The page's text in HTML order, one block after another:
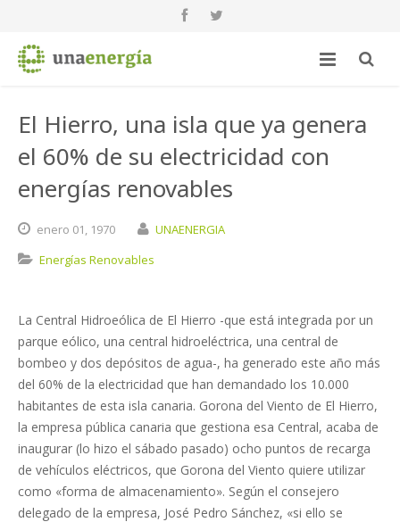
El Hierro, una isla que ya genera
el 60% de su electricidad con
energías renovables
enero 01, 1970
UNAENERGIA
Energías Renovables
La Central Hidroeólica de El Hierro -que está integrada por un
parque eólico, una central hidroeléctrica, una central de
bombeo y dos depósitos de agua-, ha generado este año más
del 60% de la electricidad que han demandado los 10.000
habitantes de esta isla canaria. Gorona del Viento de El Hierro,
la empresa pública canaria que gestiona esa Central, acaba de
inaugurar (lo hizo el sábado pasado) ocho puntos de recarga
de vehículos eléctricos, que Gorona del Viento quiere utilizar
como «forma de almacenamiento». Según el consejero
delegado de la empresa, José Pedro Sánchez, «si ello se